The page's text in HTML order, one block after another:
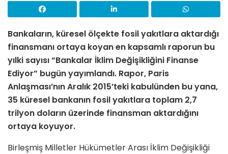
Bankaların, küresel ölçekte fosil yakıtlara aktardığı
finansmanı ortaya koyan en kapsamlı raporun bu
yılki sayısı“Bankalar İklim Değişikliğini Finanse
Ediyor” bugün yayımlandı. Rapor, Paris
Anlaşması’nın Aralık 2015’teki kabulünden bu yana,
35 küresel bankanın fosil yakıtlara toplam 2,7
trilyon doların üzerinde finansman aktardığını
ortaya koyuyor.
Birleşmiş Milletler Hükümetler Arası İklim Değişikliği